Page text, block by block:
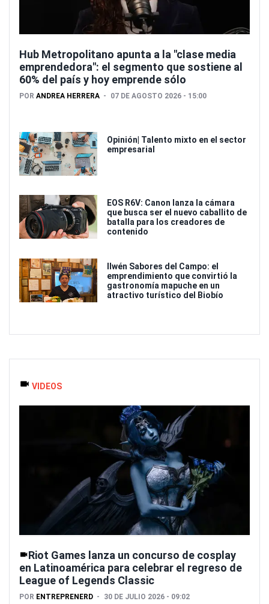
Hub Metropolitano apunta a la "clase media
emprendedora": el segmento que sostiene al
60% del país y hoy emprende sólo
POR ANDREA HERRERA 07 DE AGOSTO 2026 - 15:00
Opinión| Talento mixto en el sector
empresarial
EOS R6V: Canon lanza la cámara
que busca ser el nuevo caballito de
batalla para los creadores de
contenido
Ilwén Sabores del Campo: el
emprendimiento que convirtió la
gastronomía mapuche en un
atractivo turístico del Biobío
VIDEOS
Riot Games lanza un concurso de cosplay
en Latinoamérica para celebrar el regreso de
League of Legends Classic
POR ENTREPRENERD 30 DE JULIO 2026 - 09:02